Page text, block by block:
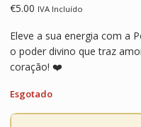
€5.00 IVA Incluído
Eleve a sua energia com a
o poder divino que traz
coração! ❤️
Esgotado